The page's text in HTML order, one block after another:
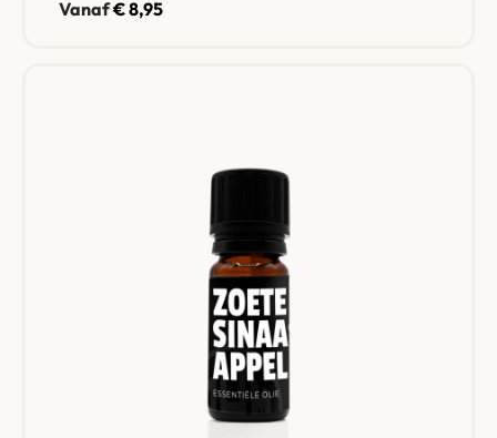
Vanaf€8,95